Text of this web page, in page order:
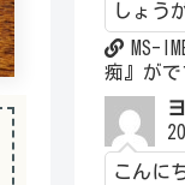
しょう
MS-
痴』が
こんに